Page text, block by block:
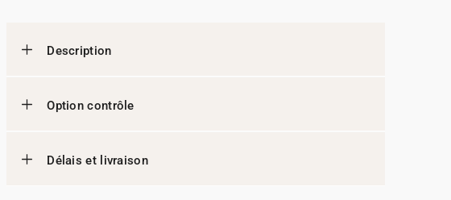
Description
Option contrôle
Délais et livraison